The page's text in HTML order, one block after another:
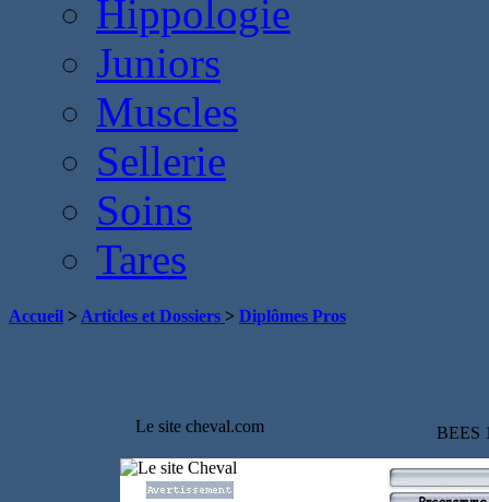
Hippologie
Juniors
Muscles
Sellerie
Soins
Tares
Accueil > Articles et Dossiers > Diplômes Pros
Le site cheval.com BEES